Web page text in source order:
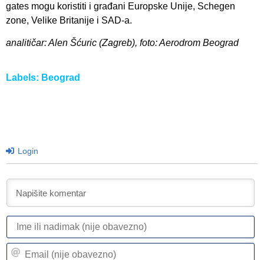
gates mogu koristiti i građani Europske Unije, Schegen
zone, Velike Britanije i SAD-a.
analitičar: Alen Šćuric (Zagreb), foto: Aerodrom Beograd
Labels: Beograd
Login